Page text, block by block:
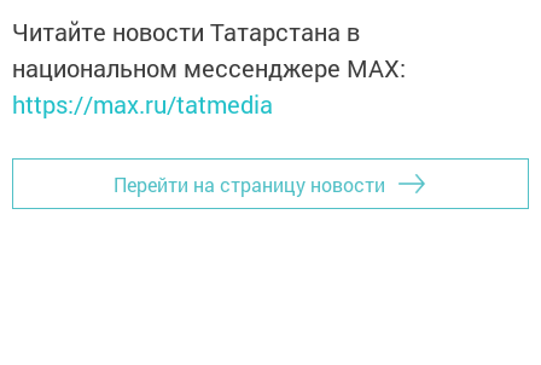
Читайте новости Татарстана в
национальном мессенджере MАХ:
https://max.ru/tatmedia
Перейти на страницу новости